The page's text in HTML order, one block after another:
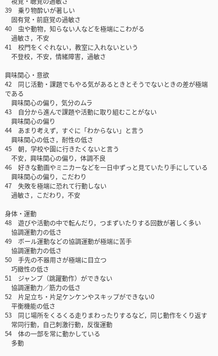
39 乗り物酔いが著しい
固有覚・前庭覚の過敏さ
40 虫や動物，知らない人などを極端にこわがる
過敏さ，不安
41 校門をくぐれない，教室に入れないという
不登校，不安，情緒障害，過敏さ
興味関心・意欲
42 同じ活動・課題でもやる気があるときとそうでないときの差が極端
である
興味関心の偏り，気分のムラ
43 自分から進んで課題や活動に取り組むことがない
興味関心の偏り
44 あまり考えず，すぐに「わからない」と言う
興味関心の低さ，耐性の低さ
45 朝，学校や園に行きたくないと言う
不安，興味関心の偏り，体調不良
46 好きな動画やミニカーなどを一日中ずっと見ていたり手にしている
興味関心の偏り，こだわり
47 失敗を極端に恐れて行動しない
過敏さ，こだわり，不安
身体・運動
48 遊びや活動の中で転んだり，つまずいたりする回数が著しく多い
協調運動力の低さ
49 ボール運動などの協調運動が極端に苦手
協調運動力の低さ
50 手先の不器用さが極端に目立つ
巧緻性の低さ
51 ジャンプ（跳躍動作）ができない
協調運動力／筋力の低さ
52 片足立ち・片足ケンケンやスキップができない0
平衡機能の低さ
53 同じ場所をくるくる走りまわったりするなど，同じ動作をくり返す
常同行動，自己刺激行動，反復運動
54 体の一部を常に動かしている
多動